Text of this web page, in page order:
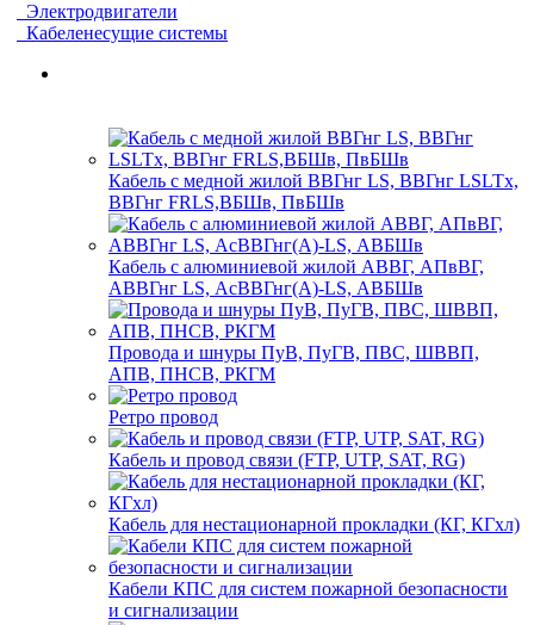
Электродвигатели
Кабеленесущие системы
Кабель с медной жилой ВВГнг LS, ВВГнг LSLTx,
ВВГнг FRLS,ВБШв, ПвБШв
Кабель с алюминиевой жилой АВВГ, АПвВГ,
АВВГнг LS, АсВВГнг(А)-LS, АВБШв
Провода и шнуры ПуВ, ПуГВ, ПВС, ШВВП,
АПВ, ПНСВ, РКГМ
Ретро провод
Кабель и провод связи (FTP, UTP, SAT, RG)
Кабель для нестационарной прокладки (КГ, КГхл)
Кабели КПС для систем пожарной безопасности
и сигнализации